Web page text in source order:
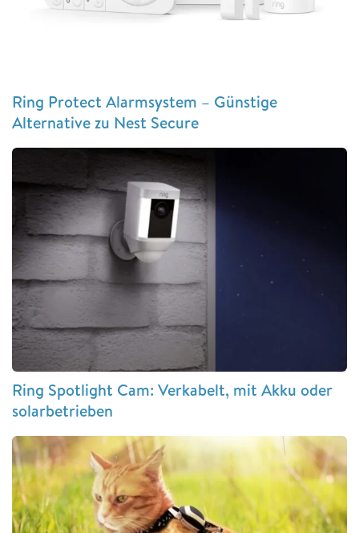
Ring Protect Alarmsystem – Günstige
Alternative zu Nest Secure
Ring Spotlight Cam: Verkabelt, mit Akku oder
solarbetrieben